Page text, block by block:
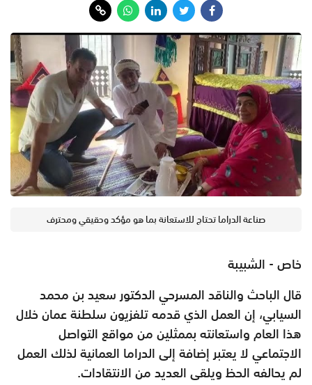
صناعة الدراما تحتاج للاستعانة بما هو مؤكد وحقيقي ومحترف
خاص - الشبيبة
قال الباحث والناقد المسرحي الدكتور سعيد بن محمد
السيابي، إن العمل الذي قدمه تلفزيون سلطنة عمان خلال
هذا العام واستعانته بممثلين من مواقع التواصل
الاجتماعي لا يعتبر إضافة إلى الدراما العمانية لذلك العمل
لم يحالفه الحظ ويلقى العديد من الانتقادات.